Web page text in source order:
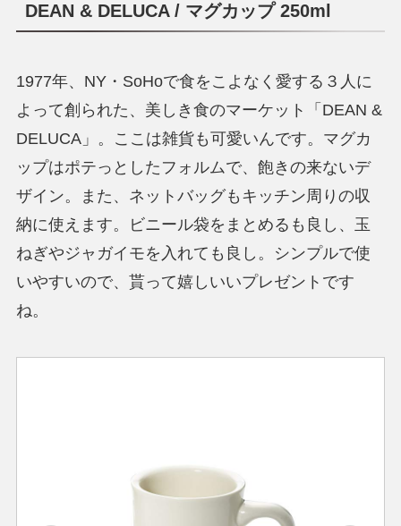
DEAN & DELUCA / マグカップ 250ml
1977年、NY・SoHoで食をこよなく愛する３人に
よって創られた、美しき食のマーケット「DEAN &
DELUCA」。ここは雑貨も可愛いんです。マグカ
ップはポテっとしたフォルムで、飽きの来ないデ
ザイン。また、ネットバッグもキッチン周りの収
納に使えます。ビニール袋をまとめるも良し、玉
ねぎやジャガイモを入れても良し。シンプルで使
いやすいので、貰って嬉しいいプレゼントです
ね。